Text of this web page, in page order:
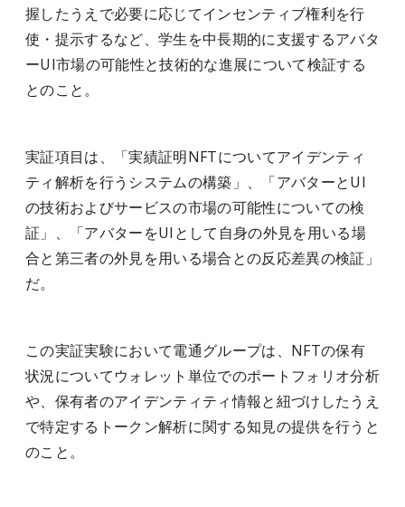
握したうえで必要に応じてインセンティブ権利を行
使・提示するなど、学生を中長期的に支援するアバタ
ーUI市場の可能性と技術的な進展について検証する
とのこと。
実証項目は、「実績証明NFTについてアイデンティ
ティ解析を行うシステムの構築」、「アバターとUI
の技術およびサービスの市場の可能性についての検
証」、「アバターをUIとして自身の外見を用いる場
合と第三者の外見を用いる場合との反応差異の検証」
だ。
この実証実験において電通グループは、NFTの保有
状況についてウォレット単位でのポートフォリオ分析
や、保有者のアイデンティティ情報と紐づけしたうえ
で特定するトークン解析に関する知見の提供を行うと
のこと。